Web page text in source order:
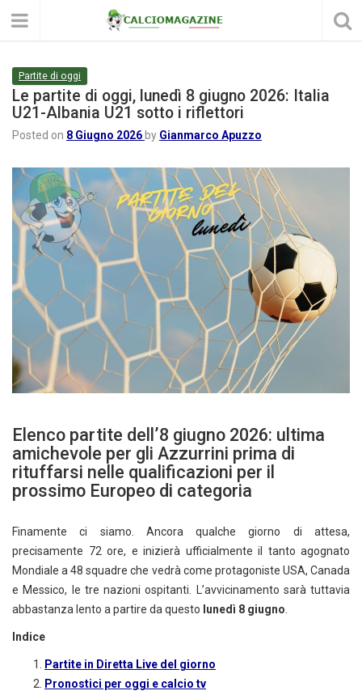
Partite di oggi
Le partite di oggi, lunedì 8 giugno 2026: Italia
U21-Albania U21 sotto i riflettori
Posted on 8 Giugno 2026 by Gianmarco Apuzzo
Elenco partite dell’8 giugno 2026: ultima
amichevole per gli Azzurrini prima di
rituffarsi nelle qualificazioni per il
prossimo Europeo di categoria
Finamente ci siamo. Ancora qualche giorno di attesa,
precisamente 72 ore, e inizierà ufficialmente il tanto agognato
Mondiale a 48 squadre che vedrà come protagoniste USA, Canada
e Messico, le tre nazioni ospitanti. L’avvicinamento sarà tuttavia
abbastanza lento a partire da questo lunedì 8 giugno
Indice
Partite in Diretta Live del giorno
Pronostici per oggi e calcio tv